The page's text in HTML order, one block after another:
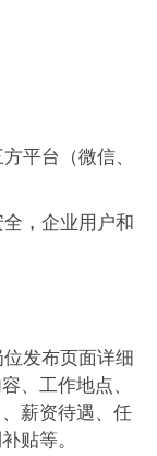
平台（微信、
，企业用户和
发布页面详细
、工作地点、
薪资待遇、任
贴等。